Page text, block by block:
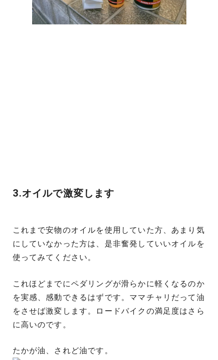
3.オイルで激変します
これまで安物のオイルを使用していた方、あまり気
にしていなかった方は、是非奮発していいオイルを
使ってみてください。
これほどまでにペダリングが滑らかに軽くなるのか
を実感、感動できるはずです。ママチャリだって油
をさせば激変します。ロードバイクの満足度はさら
に高いのです。
たかが油、されど油です。